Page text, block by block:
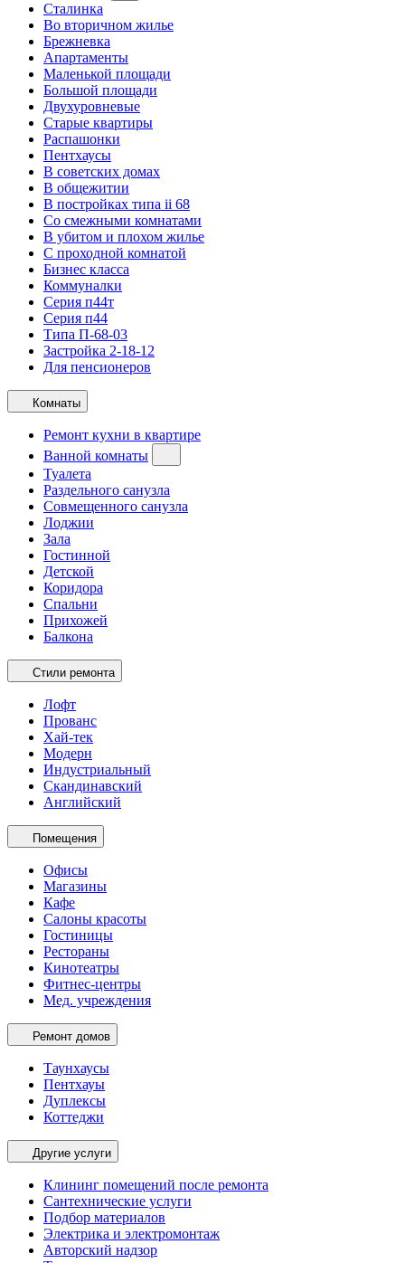
Сталинка
Во вторичном жилье
Брежневка
Апартаменты
Маленькой площади
Большой площади
Двухуровневые
Старые квартиры
Распашонки
Пентхаусы
В советских домах
В общежитии
В постройках типа ii 68
Со смежными комнатами
В убитом и плохом жилье
С проходной комнатой
Бизнес класса
Коммуналки
Серия п44т
Серия п44
Типа П-68-03
Застройка 2-18-12
Для пенсионеров
Комнаты
Ремонт кухни в квартире
Ванной комнаты
Туалета
Раздельного санузла
Совмещенного санузла
Лоджии
Зала
Гостинной
Детской
Коридора
Спальни
Прихожей
Балкона
Стили ремонта
Лофт
Прованс
Хай-тек
Модерн
Индустриальный
Скандинавский
Английский
Помещения
Офисы
Магазины
Кафе
Салоны красоты
Гостиницы
Рестораны
Кинотеатры
Фитнес-центры
Мед. учреждения
Ремонт домов
Таунхаусы
Пентхауы
Дуплексы
Коттеджи
Другие услуги
Клининг помещений после ремонта
Сантехнические услуги
Подбор материалов
Электрика и электромонтаж
Авторский надзор